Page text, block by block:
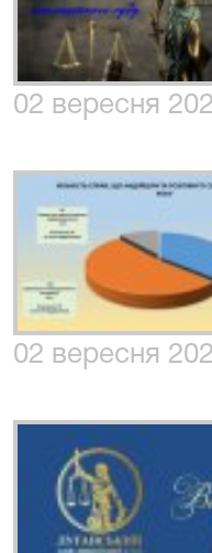
02 вересня
02 вересня